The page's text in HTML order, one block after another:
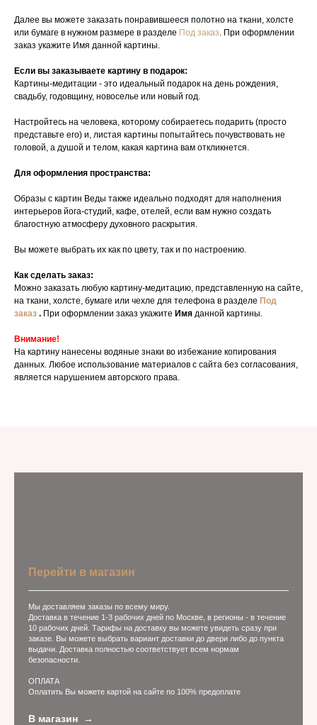
Далее вы можете заказать понравившееся полотно на ткани, холсте
или бумаге в нужном размере в разделе Под заказ. При оформлении
заказ укажите Имя данной картины.
Если вы заказываете картину в подарок:
Картины-медитации - это идеальный подарок на день рождения,
свадьбу, годовщину, новоселье или новый год.
Настройтесь на человека, которому собираетесь подарить (просто
представьте его) и, листая картины попытайтесь почувствовать не
головой, а душой и телом, какая картина вам откликнется.
Для оформления пространства:
Образы с картин Веды также идеально подходят для наполнения
интерьеров йога-студий, кафе, отелей, если вам нужно создать
благостную атмосферу духовного раскрытия.
Вы можете выбрать их как по цвету, так и по настроению.
Как сделать заказ:
Можно заказать любую картину-медитацию, представленную на сайте,
на ткани, холсте, бумаге или чехле для телефона в разделе Под
заказ . При оформлении заказ укажите Имя данной картины.
Внимание!
На картину нанесены водяные знаки во избежание копирования
данных. Любое использование материалов с сайта без согласования,
является нарушением авторского права.
Перейти в магазин
Мы доставляем заказы по всему миру.
Доставка в течение 1-3 рабочих дней по Москве, в регионы - в течение
10 рабочих дней. Тарифы на доставку вы можете увидеть сразу при
заказе. Вы можете выбрать вариант доставки до двери либо до пункта
выдачи. Доставка полностью соответствует всем нормам
безопасности.
ОПЛАТА
Оплатить Вы можете картой на сайте по 100% предоплате
В магазин